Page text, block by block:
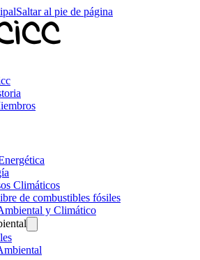
Saltar al pie de página
Climáticos
de combustibles fósiles
y Climático